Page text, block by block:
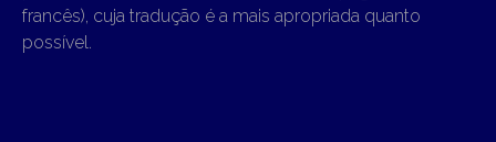
francês), cuja tradução é a mais apropriada quanto
possível.